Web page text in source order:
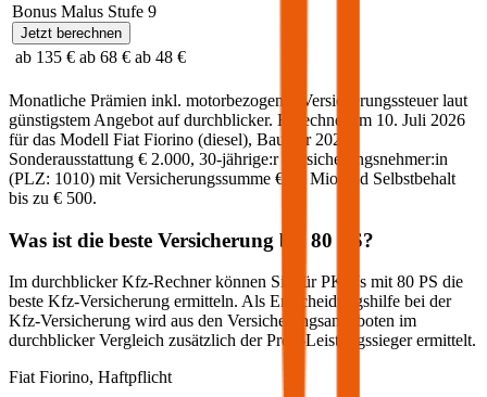
Bonus Malus Stufe 9
Jetzt berechnen
ab 135 € ab 68 € ab 48 €
Monatliche Prämien inkl. motorbezogener Versicherungssteuer laut
günstigstem Angebot auf durchblicker. Berechnet am 10. Juli 2026
für das Modell Fiat Fiorino (diesel), Baujahr 2023
Sonderausstattung € 2.000, 30-jährige:rVersicherungsnehmer:in
(PLZ: 1010) mit Versicherungssumme € 20 Mio und Selbstbehalt
bis zu € 500.
Was ist die beste Versicherung bei 80 PS?
Im durchblicker Kfz-Rechner können Sie für PKWs mit 80 PS die
beste Kfz-Versicherung ermitteln. Als Entscheidungshilfe bei der
Kfz-Versicherung wird aus den Versicherungsangeboten im
durchblicker Vergleich zusätzlich der Preis-Leistungssieger ermittelt.
Fiat Fiorino, Haftpflicht